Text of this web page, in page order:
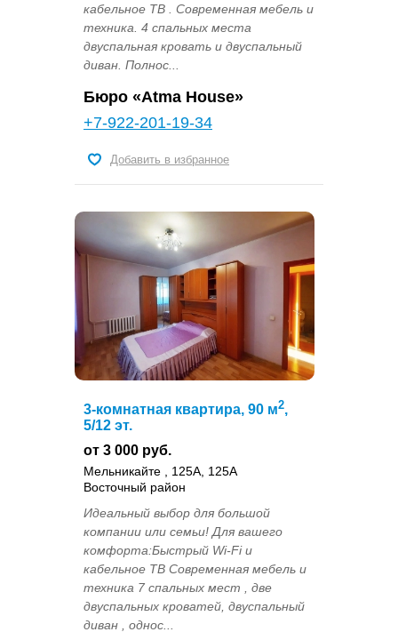
кабельное ТВ . Современная мебель и
техника. 4 спальных места
двуспальная кровать и двуспальный
диван. Полнос...
Бюро «Atma House»
+7-922-201-19-34
Добавить в избранное
3-комнатная квартира, 90 м2,
5/12 эт.
от 3 000 руб.
Мельникайте , 125А, 125А
Восточный район
Идеальный выбор для большой
компании или семьи! Для вашего
комфорта:Быстрый Wi-Fi и
кабельное ТВ Современная мебель и
техника 7 спальных мест , две
двуспальных кроватей, двуспальный
диван , однос...